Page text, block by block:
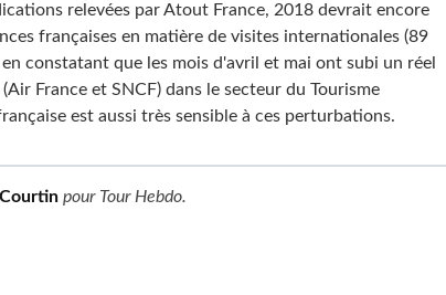
relevées par Atout France, 2018 devrait encore
françaises en matière de visites internationales (89
constatant que les mois d'avril et mai ont subi un réel
France et SNCF) dans le secteur du Tourisme
est aussi très sensible à ces perturbations.
pour Tour Hebdo.